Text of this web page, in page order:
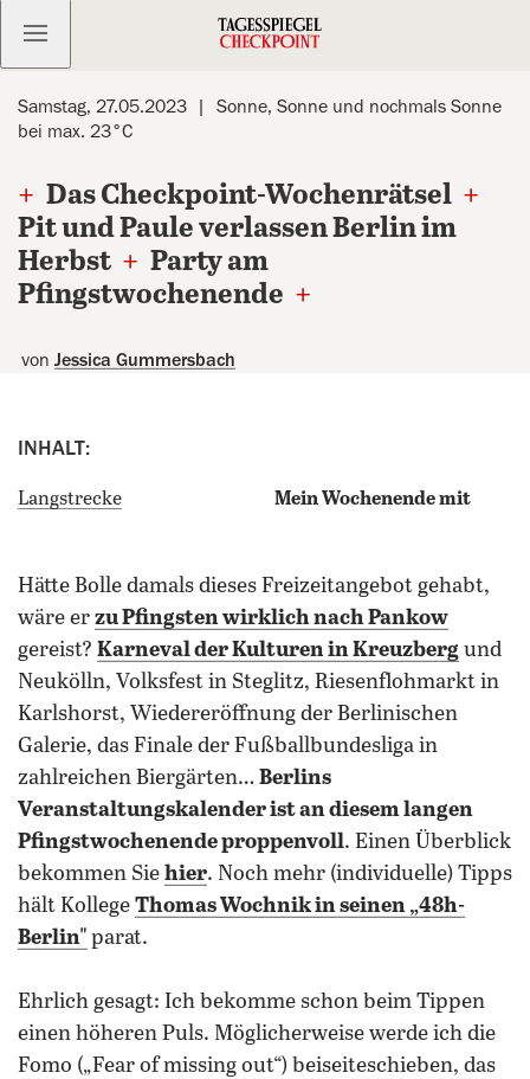
Kostenlos anmelden
Samstag, 27.05.2023
Sonne, Sonne und nochmals Sonne
bei max. 23°C
+ Das Checkpoint-Wochenrätsel +
Pit und Paule verlassen Berlin im
Herbst + Party am
Pfingstwochenende +
von Jessica Gummersbach
INHALT:
Langstrecke Mein Wochenende mit
hätte Bolle damals dieses Freizeitangebot gehabt,
wäre er zu Pfingsten wirklich nach Pankow
gereist? Karneval der Kulturen in Kreuzberg und
Neukölln, Volksfest in Steglitz, Riesenflohmarkt in
Karlshorst, Wiedereröffnung der Berlinischen
Galerie, das Finale der Fußballbundesliga in
zahlreichen Biergärten… Berlins
Veranstaltungskalender ist an diesem langen
Pfingstwochenende proppenvoll. Einen Überblick
bekommen Sie hier. Noch mehr (individuelle) Tipps
hält Kollege Thomas Wochnik in seinen „48h-
Berlin" parat.
Ehrlich gesagt: Ich bekomme schon beim Tippen
einen höheren Puls. Möglicherweise werde ich die
Fomo („Fear of missing out“) beiseiteschieben, das